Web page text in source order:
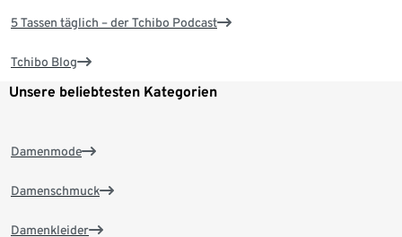
5 Tassen täglich – der Tchibo Podcast
Tchibo Blog
Unsere beliebtesten Kategorien
Damenmode
Damenschmuck
Damenkleider